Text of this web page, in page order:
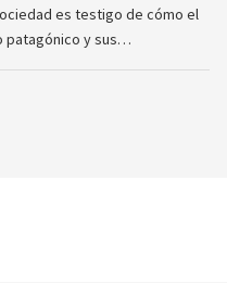
es testigo de cómo el
patagónico y sus…